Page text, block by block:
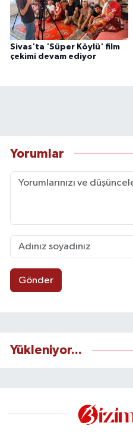
Sivas'ta 'Süper Köylü' film
çekimi devam ediyor
Yorumlar
Gönder
Yükleniyor...